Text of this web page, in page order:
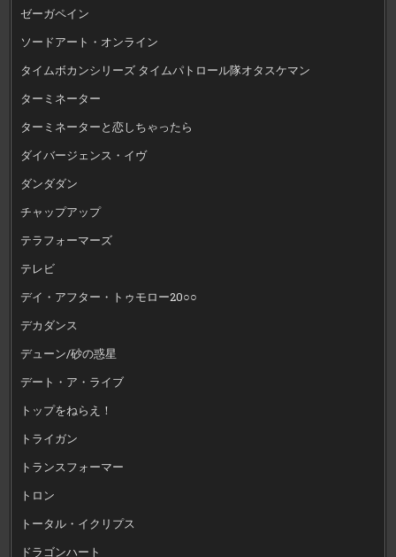
ゼーガペイン
ソードアート・オンライン
タイムボカンシリーズ タイムパトロール隊オタスケマン
ターミネーター
ターミネーターと恋しちゃったら
ダイバージェンス・イヴ
ダンダダン
チャップアップ
テラフォーマーズ
テレビ
デイ・アフター・トゥモロー20○○
デカダンス
デューン/砂の惑星
デート・ア・ライブ
トップをねらえ！
トライガン
トランスフォーマー
トロン
トータル・イクリプス
ドラゴンハート